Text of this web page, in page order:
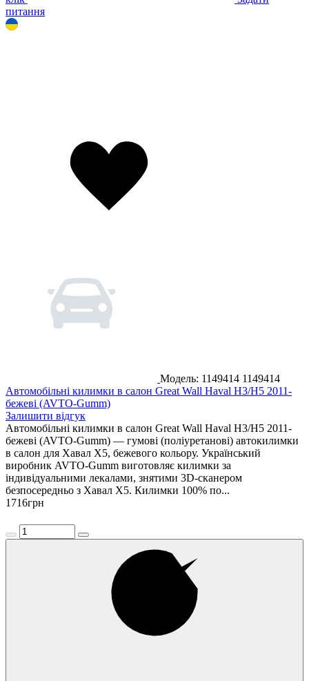
питання
Модель: 1149414 1149414
Автомобільні килимки в салон Great Wall Haval H3/H5 2011-
бежеві (AVTO-Gumm)
Залишити відгук
Автомобільні килимки в салон Great Wall Haval H3/H5 2011-
бежеві (AVTO-Gumm) — гумові (поліуретанові) автокилимки
в салон для Хавал Х5, бежевого кольору. Український
виробник AVTO-Gumm виготовляє килимки за
індивідуальними лекалами, знятими 3D-сканером
безпосередньо з Хавал Х5. Килимки 100% по...
1716грн